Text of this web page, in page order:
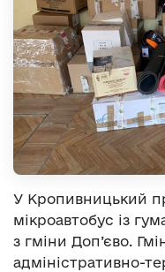
У Кропивницький
мікроавтобус із
з гміни Доп’єво.
адміністративно-